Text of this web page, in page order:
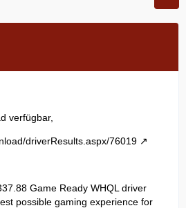
verfügbar,
driverResults.aspx/76019
Game Ready WHQL driver
possible gaming experience for